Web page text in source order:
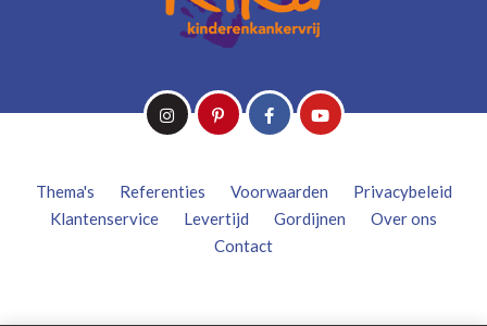
Thema's Referenties Voorwaarden
Privacybeleid
Klantenservice
Levertijd Gordijnen
Over ons
Contact